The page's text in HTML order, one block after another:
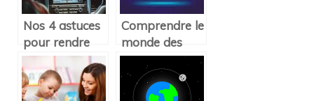
Nos 4 astuces
pour rendre
vos longs
trajets en
voiture plus
Comprendre le
monde des
reseaux
sociaux